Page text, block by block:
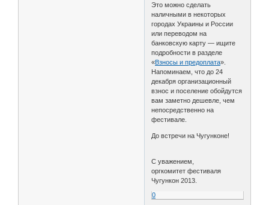
Это можно сделать
наличными в некоторых
городах Украины и России
или переводом на
банковскую карту — ищите
подробности в разделе
«Взносы и предоплата».
Напоминаем, что до 24
декабря организационный
взнос и поселение обойдутся
вам заметно дешевле, чем
непосредственно на
фестивале.
До встречи на Чугунконе!
С уважением,
оргкомитет фестиваля
Чугункон 2013.
0